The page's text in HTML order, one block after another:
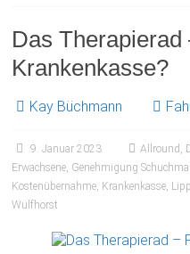
Das
Krankenkasse?
Kay Büchmann
9. Januar 2023 Allround ,
Erwachsene, Genehmigung
Kostenübernahme, Krankenkasse,
Wulfhorst